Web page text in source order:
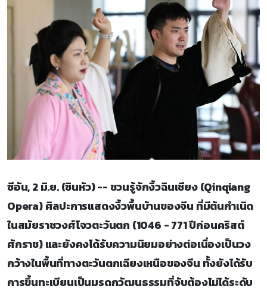
ซีอัน, 2 มิ.ย. (ซินหัว) -- ชวนรู้จักงิ้วฉินเชียง (Qinqiang
Opera) ศิลปะการแสดงงิ้วพื้นบ้านของจีน ที่มีต้นกำเนิด
ในสมัยราชวงศ์โจวตะวันตก (1046 - 771 ปีก่อนคริสต์
ศักราช) และยังคงได้รับความนิยมอย่างต่อเนื่องเป็นวง
กว้างในพื้นที่ทางตะวันตกเฉียงเหนือของจีน ทั้งยังได้รับ
การขึ้นทะเบียนเป็นมรดกวัฒนธรรมที่จับต้องไม่ได้ระดับ